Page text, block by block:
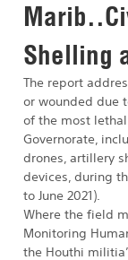
Shelling
The report
or wounded due
of the most
Governorate,
drones, artillery
devices, during
to June 2021).
Where the field
Monitoring
the Houthi